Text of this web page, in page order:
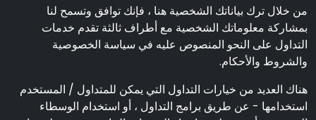
من خلال ترك بياناتك الشخصية هنا ، فإنك توافق وتسمح لنا
بمشاركة معلوماتك الشخصية مع أطراف ثالثة تقدم خدمات
التداول على النحو المنصوص عليه في سياسة الخصوصية
والشروط والأحكام.
هناك العديد من خيارات التداول التي يمكن للمتداول / المستخدم
استخدامها - عن طريق برامج التداول ، أو استخدام الوسطاء